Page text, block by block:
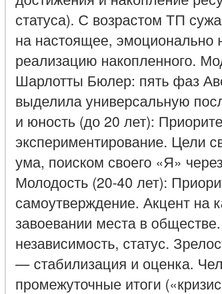
статуса). С возрастом ТП
на настоящее,
реализацию накопленного.
Шарлотты Бюлер: пять фаз
выделила универсальную
и юность (до 20 лет):
экспериментирование. Цели
ума, поиском своего «Я»
Молодость (20-40 лет):
самоутверждение. Акцент на
завоевании места в
независимость, статус.
— стабилизация и оценка.
промежуточные итоги